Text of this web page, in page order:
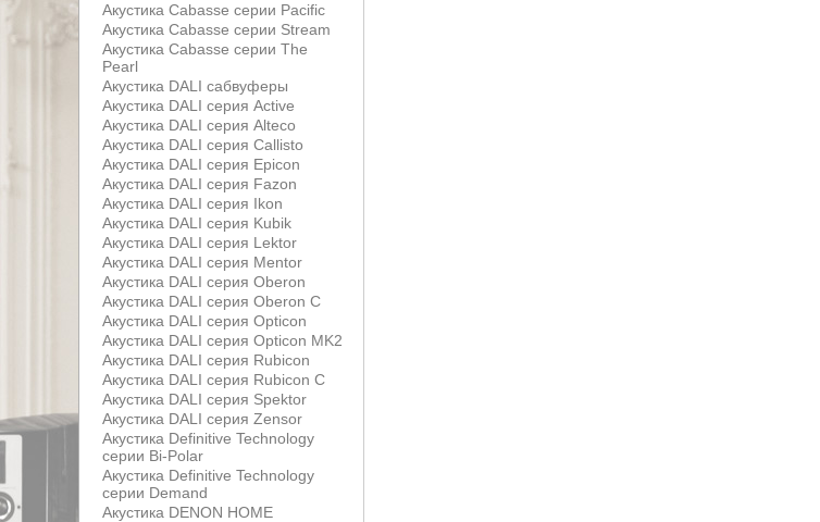
Акустика Cabasse серии Pacific
Акустика Cabasse серии Stream
Акустика Cabasse серии The
Pearl
Акустика DALI сабвуферы
Акустика DALI серия Active
Акустика DALI серия Alteco
Акустика DALI серия Callisto
Акустика DALI серия Epicon
Акустика DALI серия Fazon
Акустика DALI серия Ikon
Акустика DALI серия Kubik
Акустика DALI серия Lektor
Акустика DALI серия Mentor
Акустика DALI серия Oberon
Акустика DALI серия Oberon С
Акустика DALI серия Opticon
Акустика DALI серия Opticon MK2
Акустика DALI серия Rubicon
Акустика DALI серия Rubicon С
Акустика DALI серия Spektor
Акустика DALI серия Zensor
Акустика Definitive Technology
серии Bi-Polar
Акустика Definitive Technology
серии Demand
Акустика DENON HOME